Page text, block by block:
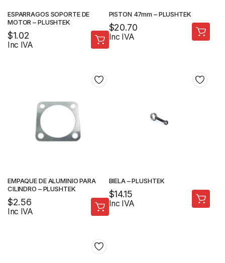
ESPARRAGOS SOPORTE DE
MOTOR – PLUSHTEK
$1.02
Inc IVA
PISTON 47mm – PLUSHTEK
$20.70
Inc IVA
EMPAQUE DE ALUMINIO PARA
CILINDRO – PLUSHTEK
$2.56
Inc IVA
BIELA – PLUSHTEK
$14.15
Inc IVA